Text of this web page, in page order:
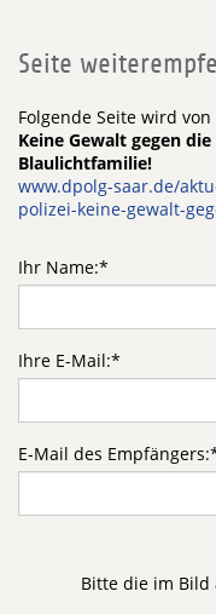
Seite
Folgende Seite wird
Keine Gewalt gegen
Blaulichtfamilie!
www.dpolg-saar.de/
polizei-keine-gewalt-
Ihr Name:*
Ihre E-Mail:*
E-Mail des Empfängers:
Bitte die im Bild